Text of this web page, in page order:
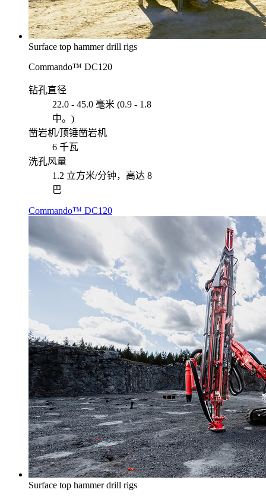
Surface top hammer drill rigs
Commando™ DC120
钻孔直径
22.0 - 45.0 毫米 (0.9 - 1.8
中。)
凿岩机/顶锤凿岩机
6 千瓦
洗孔风量
1.2 立方米/分钟，高达 8
巴
Commando™ DC120
Surface top hammer drill rigs